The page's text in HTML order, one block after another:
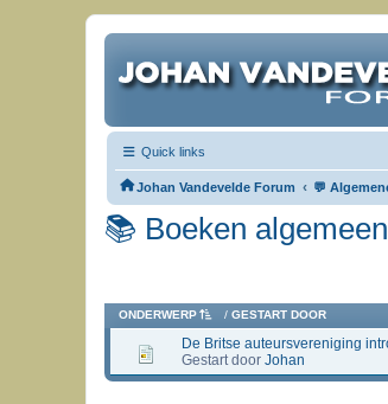
Quick links
Johan Vandevelde Forum ‹ 💬
📚 Boeken algemeen
ONDERWERP / GESTART DOOR
De Britse auteursvereniging
Gestart door Johan